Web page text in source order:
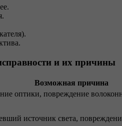
и их причины
Возможная причина
оптики, повреждение
источник света,